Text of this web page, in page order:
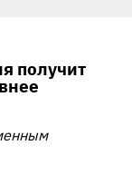
получит